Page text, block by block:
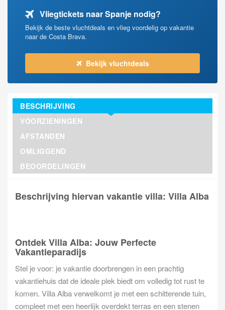
Vliegtickets naar Spanje nodig?
Bekijk de beste vluchtdeals en vlieg voordelig op vakantie
naar de Costa Brava.
Bekijk vluchtdeals
BESCHRIJVING
VOORZIENINGEN
AFSTANDEN
OMLIGGEND
BEOORDELINGEN
Beschrijving hiervan vakantie villa: Villa Alba
Ontdek Villa Alba: Jouw Perfecte
Vakantieparadijs
Stel je voor: je vakantie doorbrengen in een prachtig
vakantiehuis dat de ideale plek biedt om volledig tot rust te
komen. Villa Alba verwelkomt je met een schitterende tuin,
compleet met een heerlijk overdekt terras en een stenen